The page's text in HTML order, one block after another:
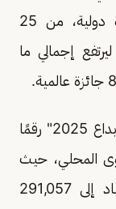
والمنافسات العلمية الدولية 119 جائزة دولية، من 25
إجمالي ما
وحقق الأولمبياد الوطني للإبداع العلمي "إبداع 2025" رقمًا
المحلي، حيث
وصل عدد الطلبة المسجلين في الأولمبياد إلى 291,057